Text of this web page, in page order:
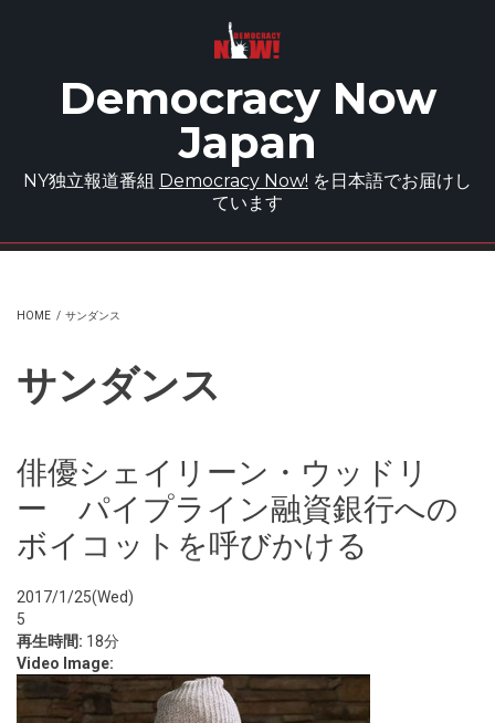
Democracy Now
Japan
NY独立報道番組 Democracy Now! を日本語でお届けし
ています
HOME / サンダンス
サンダンス
俳優シェイリーン・ウッドリ
ー パイプライン融資銀行への
ボイコットを呼びかける
2017/1/25(Wed)
5
再生時間: 18分
Video Image: